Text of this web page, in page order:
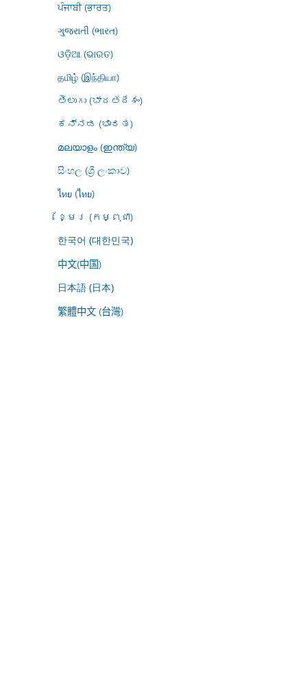
ਪੰਜਾਬੀ (ਭਾਰਤ)
ગુજરાતી (ભારત)
ଓଡ଼ିଆ (ଭାରତ)
தமிழ் (இந்தியா)
తెలుగు (భారతదేశం)
ಕನ್ನಡ (ಭಾರತ)
മലയാളം (ഇന്ത്യ)
සිංහල (ශ්‍රී ලංකාව)
ไทย (ไทย)
ខ្មែរ (កម្ពុជា)
한국어 (대한민국)
中文(中国)
日本語 (日本)
繁體中文 (台灣)